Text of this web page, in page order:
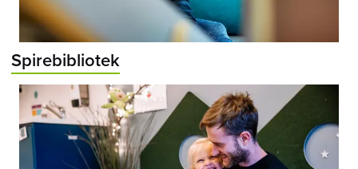
Spirebibliotek